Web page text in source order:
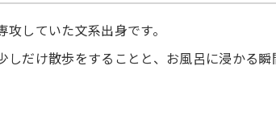
していた文系出身です。
しだけ散歩をすることと、お風呂に浸かる